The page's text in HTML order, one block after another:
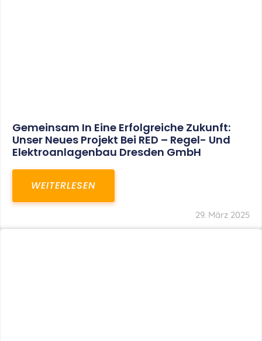
Gemeinsam In Eine Erfolgreiche Zukunft:
Unser Neues Projekt Bei RED – Regel- Und
Elektroanlagenbau Dresden GmbH
WEITERLESEN
29. März 2025